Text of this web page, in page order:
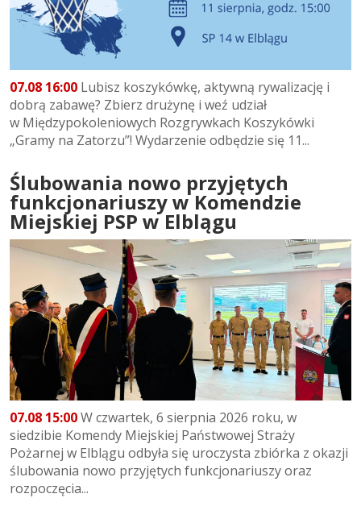
07.08 16:00 Lubisz koszykówkę, aktywną rywalizację i
dobrą zabawę? Zbierz drużynę i weź udział
w Międzypokoleniowych Rozgrywkach Koszykówki
„Gramy na Zatorzu”! Wydarzenie odbędzie się 11...
Ślubowania nowo przyjętych
funkcjonariuszy w Komendzie
Miejskiej PSP w Elblągu
07.08 15:00W czwartek, 6 sierpnia 2026 roku, w
siedzibie Komendy Miejskiej Państwowej Straży
Pożarnej w Elblągu odbyła się uroczysta zbiórka z okazji
ślubowania nowo przyjętych funkcjonariuszy oraz
rozpoczęcia...